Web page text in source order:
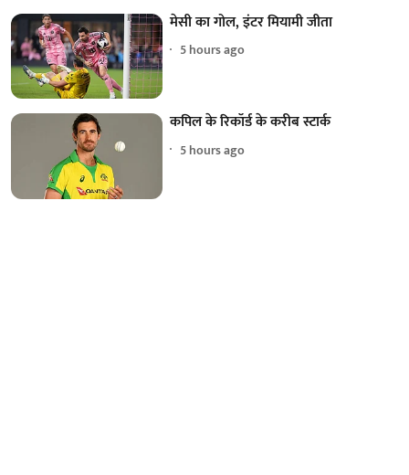
मेसी का गोल, इंटर मियामी जीता
5 hours ago
कपिल के रिकॉर्ड के करीब स्टार्क
5 hours ago